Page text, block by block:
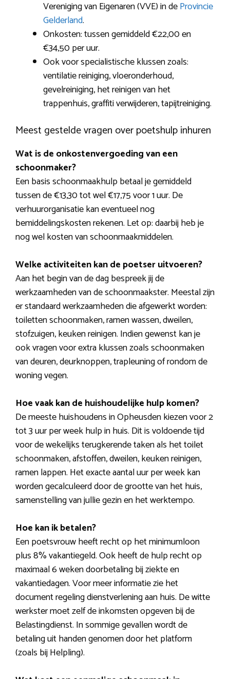
Vereniging van Eigenaren (VVE) in deProvincie
Gelderland.
Onkosten: tussen gemiddeld €22,00 en
€34,50 per uur.
Ook voor specialistische klussen zoals:
ventilatie reiniging, vloeronderhoud,
gevelreiniging, het reinigen van het
trappenhuis, graffiti verwijderen, tapijtreiniging.
Meest gestelde vragen over poetshulp inhuren
Wat is de onkostenvergoeding van een
schoonmaker?
Een basis schoonmaakhulp betaal je gemiddeld
tussen de €13,30 tot wel €17,75 voor 1 uur. De
verhuurorganisatie kan eventueel nog
bemiddelingskosten rekenen. Let op: daarbij heb je
nog wel kosten van schoonmaakmiddelen.
Welke activiteiten kan de poetser uitvoeren?
Aan het begin van de dag bespreek jij de
werkzaamheden van de schoonmaakster. Meestal zijn
er standaard werkzaamheden die afgewerkt worden:
toiletten schoonmaken, ramen wassen, dweilen,
stofzuigen, keuken reinigen. Indien gewenst kan je
ook vragen voor extra klussen zoals schoonmaken
van deuren, deurknoppen, trapleuning of rondom de
woning vegen.
Hoe vaak kan de huishoudelijke hulp komen?
De meeste huishoudens in Opheusden kiezen voor 2
tot 3 uur per week hulp in huis. Dit is voldoende tijd
voor de wekelijks terugkerende taken als het toilet
schoonmaken, afstoffen, dweilen, keuken reinigen,
ramen lappen. Het exacte aantal uur per week kan
worden gecalculeerd door de grootte van het huis,
samenstelling van jullie gezin en het werktempo.
Hoe kan ik betalen?
Een poetsvrouw heeft recht op het minimumloon
plus 8% vakantiegeld. Ook heeft de hulp recht op
maximaal 6 weken doorbetaling bij ziekte en
vakantiedagen. Voor meer informatie zie het
document regeling dienstverlening aan huis. De witte
werkster moet zelf de inkomsten opgeven bij de
Belastingdienst. In sommige gevallen wordt de
betaling uit handen genomen door het platform
(zoals bij Helpling).